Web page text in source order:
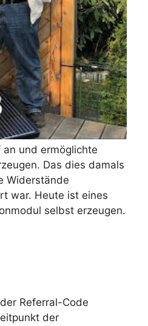
und ermöglichte
Das dies damals
Widerstände
war. Heute ist eines
selbst erzeugen.
Referral-Code
der